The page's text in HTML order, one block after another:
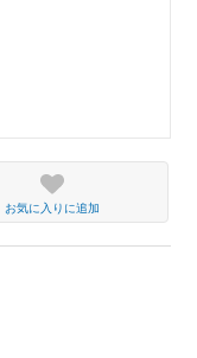
お気に入りに追加